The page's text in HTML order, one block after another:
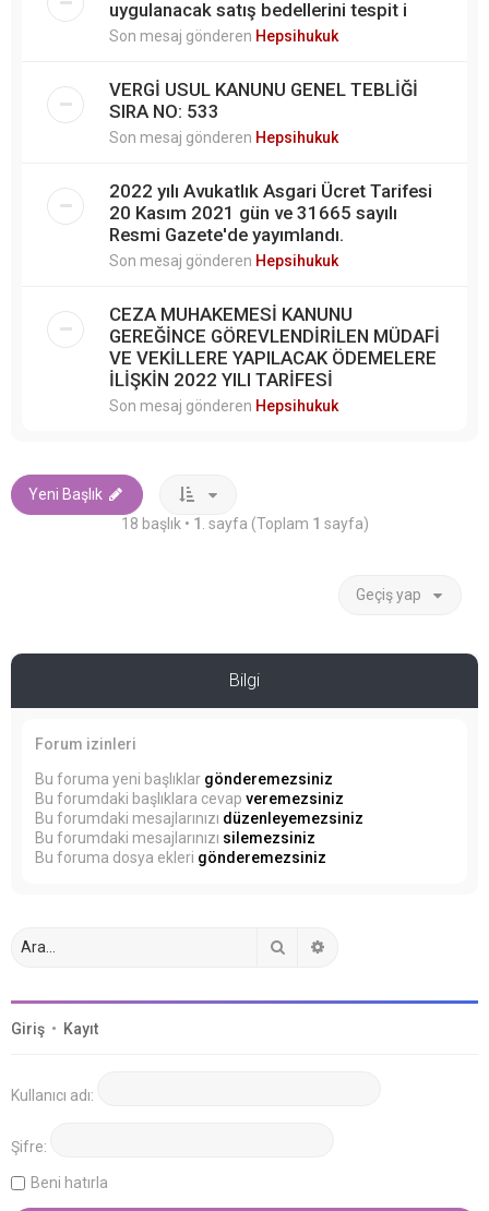
uygulanacak satış bedellerini tespit i
Son mesaj gönderen Hepsihukuk
VERGİ USUL KANUNU GENEL TEBLİĞİ
SIRA NO: 533
Son mesaj gönderen Hepsihukuk
2022 yılı Avukatlık Asgari Ücret Tarifesi
20 Kasım 2021 gün ve 31665 sayılı
Resmi Gazete'de yayımlandı.
Son mesaj gönderen Hepsihukuk
CEZA MUHAKEMESİ KANUNU
GEREĞİNCE GÖREVLENDİRİLEN MÜDAFİ
VE VEKİLLERE YAPILACAK ÖDEMELERE
İLİŞKİN 2022 YILI TARİFESİ
Son mesaj gönderen Hepsihukuk
Yeni Başlık
18 başlık • 1 . sayfa (Toplam 1 sayfa)
Geçiş yap
Bilgi
Forum izinleri
Bu foruma yeni başlıklar gönderemezsiniz
Bu forumdaki başlıklara cevap veremezsiniz
Bu forumdaki mesajlarınızı düzenleyemezsiniz
Bu forumdaki mesajlarınızı silemezsiniz
Bu foruma dosya ekleri gönderemezsiniz
Giriş • Kayıt
Kullanıcı adı:
Şifre:
Beni hatırla